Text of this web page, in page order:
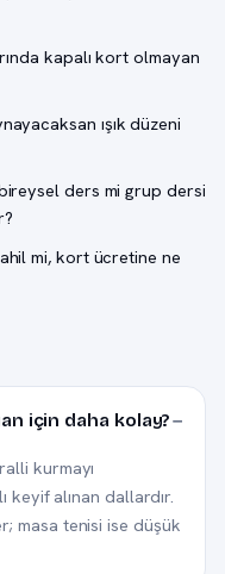
kapalı kort olmayan
ışık düzeni
ders mi grup dersi
mi, kort ücretine ne
için daha kolay?
kurmayı
keyif alınan dallardır.
masa tenisi ise düşük